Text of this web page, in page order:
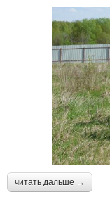
читать дальше →